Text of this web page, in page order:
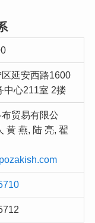
区延安西路1600
中心211室 2搂
布贸易有限公
黄 燕, 陆 亮, 翟